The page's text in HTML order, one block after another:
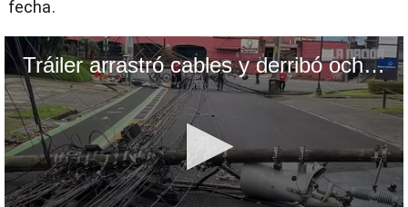
fecha.
Tráiler arrastró cables y derribó ocho postes en Curridabat